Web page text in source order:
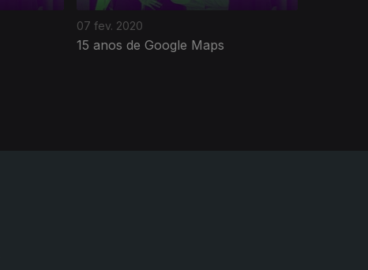
07 fev. 2020
15 anos de Google Maps